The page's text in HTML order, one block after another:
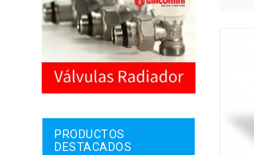
PRODUCTOS
DESTACADOS